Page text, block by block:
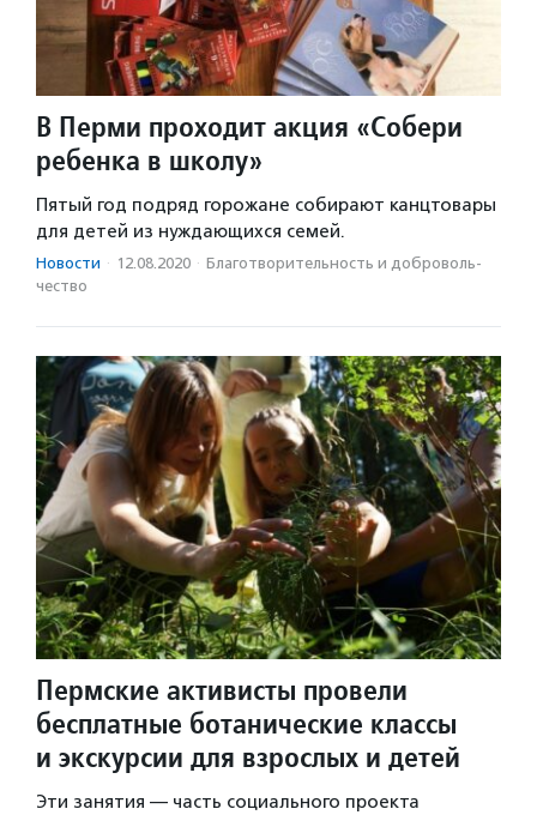
В Перми проходит акция «Собери
ребенка в школу»
Пятый год подряд горожане собирают канцтовары
для детей из нуждающихся семей.
Новости · 12.08.2020 · Благотвори­тель­ность и доброволь­
чест­во
Пермские активисты провели
бесплатные ботанические классы
и экскурсии для взрослых и детей
Эти занятия — часть социального проекта